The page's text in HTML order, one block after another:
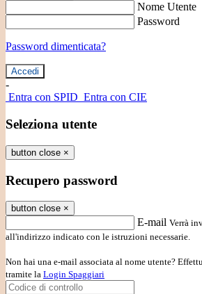
Nome Utente
Password
Password dimenticata?
-
Entra con SPID Entra con CIE
Seleziona utente
button close ×
Recupero password
button close ×
E-mail Verrà
all'indirizzo indicato con le istruzioni necessarie.
Non hai una e-mail associata al nome utente?
tramite la Login Spaggiari